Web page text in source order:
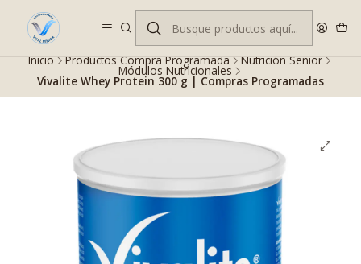
Despacho gratis en RM desde $100.000. Revisa las condiciones.
Inicio Productos Compra Programada Nutrición Senior
Módulos Nutricionales
Vivalite Whey Protein 300 g | Compras Programadas